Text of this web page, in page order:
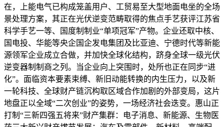
在，上能电气已构成笼盖用户、工贸易至大型地面电坐的全场
景处理方案，其正在光伏逆变范畴取得的焦点手艺获评江苏省
科学手艺一等、国度制制业“单项冠军”产物。企业还取中核、
国电投、华能等央企国企发电集团及比亚迪、宁德时代等新能
源领军企业成立合做，并加快全球化结构，跻身全球一级光伏
逆变器制制商之列。当企业向上突围时，处所也正在同步“进
化”。面临资本要素束缚、新旧动能转换的内生压力，以及新
一轮科技、全球财产链沉构取区域合作加剧的外部变局，这片
地盘正以全域“二次创业”的姿势，一场经济社会迭变。惠山正
打制“三新四强五将来”财产集群：电子消息、新能源、生物医